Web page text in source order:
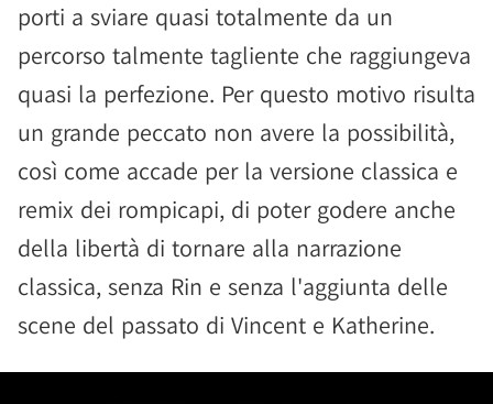
porti a sviare quasi totalmente da un
percorso talmente tagliente che raggiungeva
quasi la perfezione. Per questo motivo risulta
un grande peccato non avere la possibilità,
così come accade per la versione classica e
remix dei rompicapi, di poter godere anche
della libertà di tornare alla narrazione
classica, senza Rin e senza l'aggiunta delle
scene del passato di Vincent e Katherine.